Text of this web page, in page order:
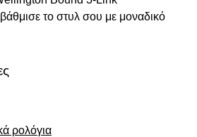
το στυλ σου με μοναδικό
ρολόγια